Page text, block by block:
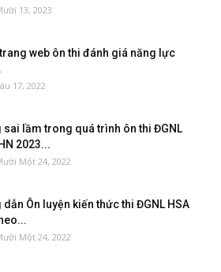
13, 2023
web ôn thi đánh giá năng lực
17, 2022
sai lầm trong quá trình ôn thi ĐGNL
2023...
Một 24, 2022
dẫn Ôn luyện kiến thức thi ĐGNL HSA
Một 24, 2022